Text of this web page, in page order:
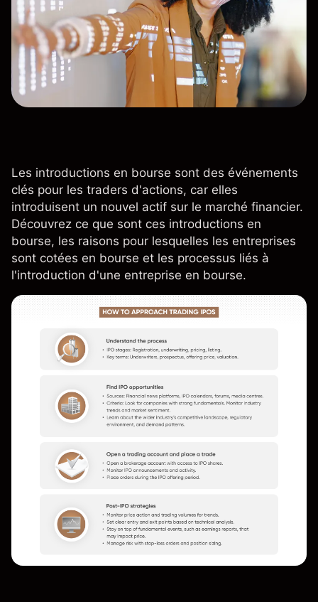
Les introductions en bourse sont des événements
clés pour les traders d'actions, car elles
introduisent un nouvel actif sur le marché financier.
Découvrez ce que sont ces introductions en
bourse, les raisons pour lesquelles les entreprises
sont cotées en bourse et les processus liés à
l'introduction d'une entreprise en bourse.